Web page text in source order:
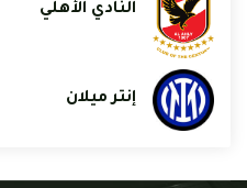
النادي الأهلي
إنتر ميلان